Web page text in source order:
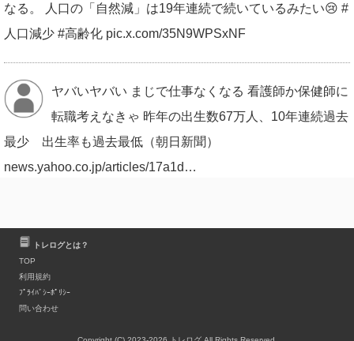
なる。 人口の「自然減」は19年連続で続いているみたい😢 #
人口減少 #高齢化 pic.x.com/35N9WPSxNF
ヤバいヤバい まじで仕事なくなる 看護師か保健師に
転職考えなきゃ 昨年の出生数67万人、10年連続過去
最少 出生率も過去最低（朝日新聞）
news.yahoo.co.jp/articles/17a1d…
に親族に赤ちゃんが誕生してるのは嬉しい😊 でも
色々訳アリでおいそれと次の話など口に出せないらしい この
記事読むと、当事者の人たちにきちんと聞き取りできてるの
トレログとは？
TOP
利用規約
ﾌﾟﾗｲﾊﾞｼｰﾎﾟﾘｼｰ
問い合わせ